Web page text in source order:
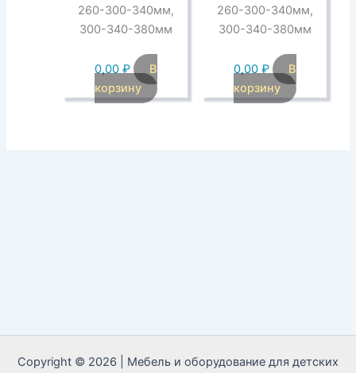
260-300-340мм,
300-340-380мм
0,00 ₽
В
корзину
260-300-340мм,
300-340-380мм
0,00 ₽
В
корзину
Copyright © 2026 | Мебель и оборудование для детских